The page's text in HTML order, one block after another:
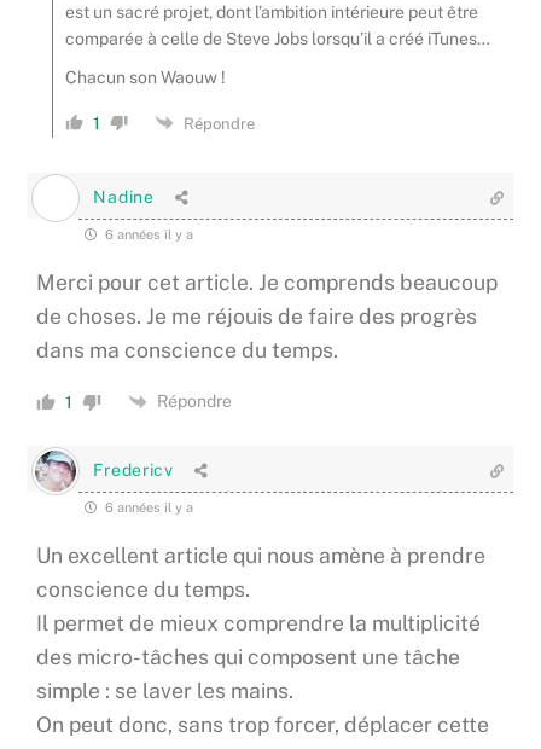
est un sacré projet, dont l’ambition intérieure peut être
comparée à celle de Steve Jobs lorsqu’il a créé iTunes…
Chacun son Waouw !
1 Répondre
Nadine
6 années il y a
Merci pour cet article. Je comprends beaucoup
de choses. Je me réjouis de faire des progrès
dans ma conscience du temps.
1 Répondre
Fredericv
6 années il y a
Un excellent article qui nous amène à prendre
conscience du temps.
Il permet de mieux comprendre la multiplicité
des micro-tâches qui composent une tâche
simple : se laver les mains.
On peut donc, sans trop forcer, déplacer cette